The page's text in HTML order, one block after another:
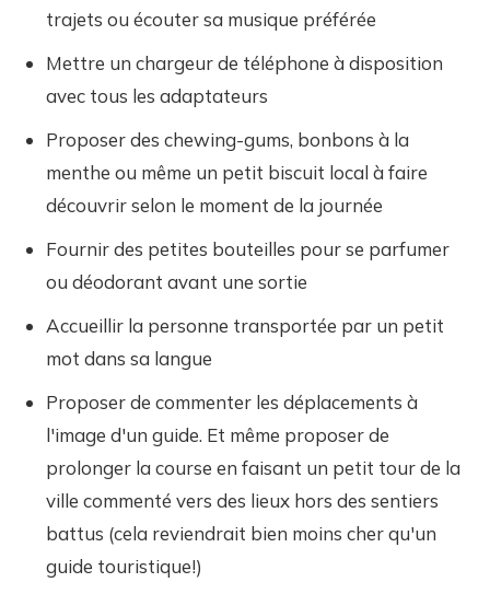
trajets ou écouter sa musique préférée
Mettre un chargeur de téléphone à disposition
avec tous les adaptateurs
Proposer des chewing-gums, bonbons à la
menthe ou même un petit biscuit local à faire
découvrir selon le moment de la journée
Fournir des petites bouteilles pour se parfumer
ou déodorant avant une sortie
Accueillir la personne transportée par un petit
mot dans sa langue
Proposer de commenter les déplacements à
l'image d'un guide. Et même proposer de
prolonger la course en faisant un petit tour de la
ville commenté vers des lieux hors des sentiers
battus (cela reviendrait bien moins cher qu'un
guide touristique!)